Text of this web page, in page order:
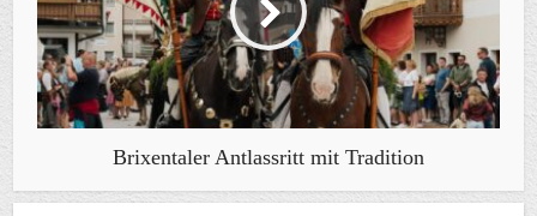
Brixentaler Antlassritt mit Tradition